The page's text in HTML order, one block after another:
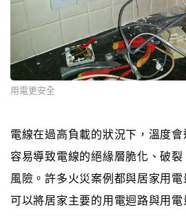
用電更安全
電線在過高負載的狀況下，溫度
容易導致電線的絕緣層脆化、破
風險。許多火災案例都與居家用
可以將居家主要的用電迴路與用